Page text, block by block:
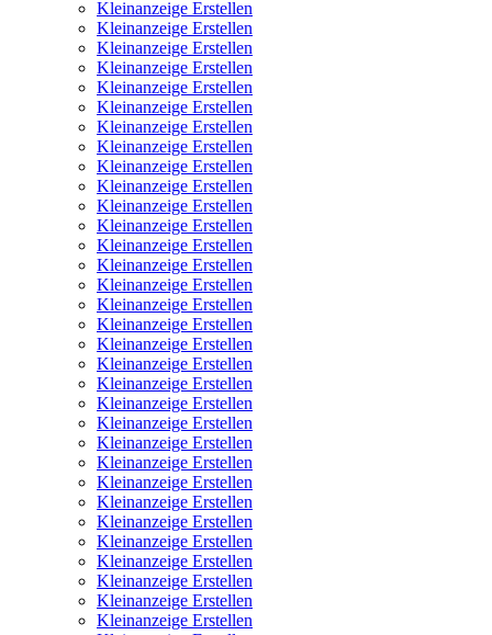
Kleinanzeige Erstellen
Kleinanzeige Erstellen
Kleinanzeige Erstellen
Kleinanzeige Erstellen
Kleinanzeige Erstellen
Kleinanzeige Erstellen
Kleinanzeige Erstellen
Kleinanzeige Erstellen
Kleinanzeige Erstellen
Kleinanzeige Erstellen
Kleinanzeige Erstellen
Kleinanzeige Erstellen
Kleinanzeige Erstellen
Kleinanzeige Erstellen
Kleinanzeige Erstellen
Kleinanzeige Erstellen
Kleinanzeige Erstellen
Kleinanzeige Erstellen
Kleinanzeige Erstellen
Kleinanzeige Erstellen
Kleinanzeige Erstellen
Kleinanzeige Erstellen
Kleinanzeige Erstellen
Kleinanzeige Erstellen
Kleinanzeige Erstellen
Kleinanzeige Erstellen
Kleinanzeige Erstellen
Kleinanzeige Erstellen
Kleinanzeige Erstellen
Kleinanzeige Erstellen
Kleinanzeige Erstellen
Kleinanzeige Erstellen